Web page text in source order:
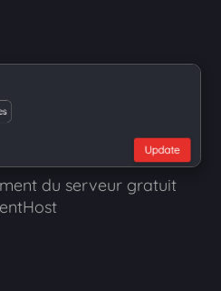
du serveur gratuit